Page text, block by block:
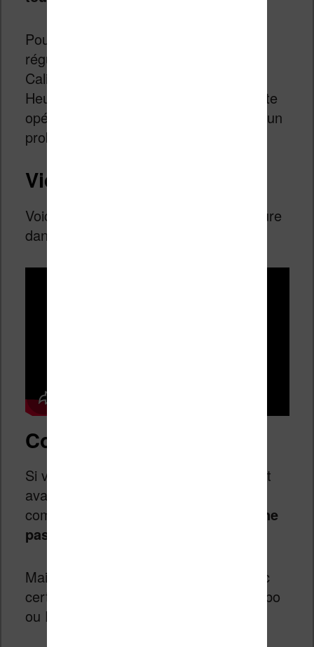
Pour corriger le problème, il faut
régulièrement mettre à jour le logiciel
Calibre mais aussi les plugins.
Heureusement, vous n’avez à faire cette
opération que lorsque vous rencontrer un
problème.
Vidéo récapitulative
Voici une vidéo qui présente la procédure
dans son intégralité :
Conclusion
Si vous avez lu cet article jusqu’au bout
avant de faire l’opération, vous avez
compris :
cette méthode ne fonctionne
pas à tous les coups, loin de là
Mais, elle semble porter ses fruits avec
certains DRM sur les ebook Kindle, Kobo
ou PDF, par exemple.